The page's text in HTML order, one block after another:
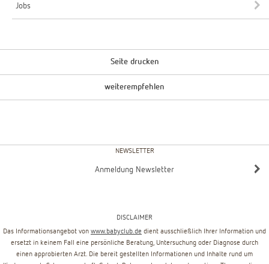
Jobs
Seite drucken
weiterempfehlen
NEWSLETTER
Anmeldung Newsletter
DISCLAIMER
Das Informationsangebot von www.babyclub.de dient ausschließlich Ihrer Information und
ersetzt in keinem Fall eine persönliche Beratung, Untersuchung oder Diagnose durch
einen approbierten Arzt. Die bereit gestellten Informationen und Inhalte rund um